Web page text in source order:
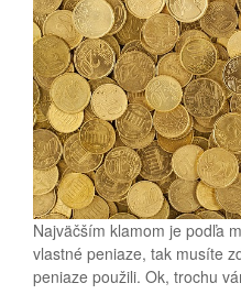
Najväčším klamom je podľa
vlastné peniaze, tak musíte
peniaze použili. Ok, trochu